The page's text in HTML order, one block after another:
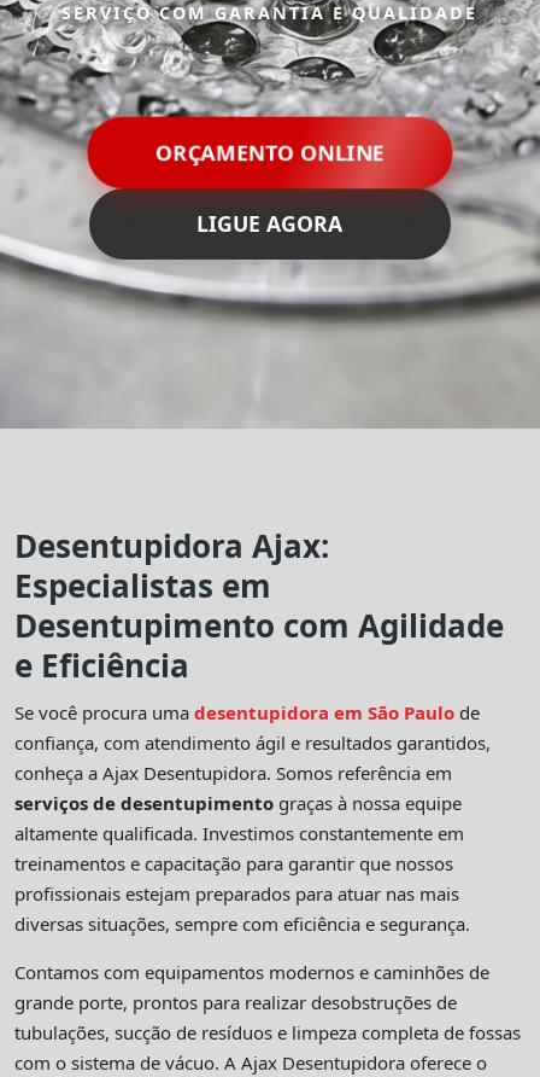
SERVIÇO COM GARANTIA E QUALIDADE
ORÇAMENTO ONLINE
LIGUE AGORA
Desentupidora Ajax:
Especialistas em
Desentupimento com Agilidade
e Eficiência
Se você procura umadesentupidora em São Paulo de
confiança, com atendimento ágil e resultados garantidos,
conheça a Ajax Desentupidora. Somos referência em
serviços de desentupimento graças à nossa equipe
altamente qualificada. Investimos constantemente em
treinamentos e capacitação para garantir que nossos
profissionais estejam preparados para atuar nas mais
diversas situações, sempre com eficiência e segurança.
Contamos com equipamentos modernos e caminhões de
grande porte, prontos para realizar desobstruções de
tubulações, sucção de resíduos e limpeza completa de fossas
com o sistema de vácuo. A Ajax Desentupidora oferece o